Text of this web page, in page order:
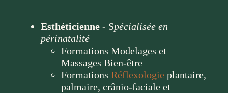
Esthéticienne - Spécialisée en
périnatalité
Formations Modelages et
Massages Bien-être
Formations Réflexologie plantaire,
palmaire, crânio-faciale et